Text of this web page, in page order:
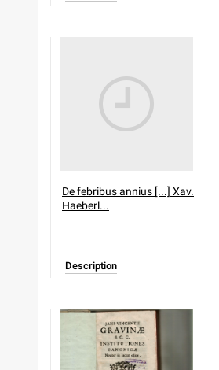
De febribus annius [...] Xav.
Haeberl...
Description